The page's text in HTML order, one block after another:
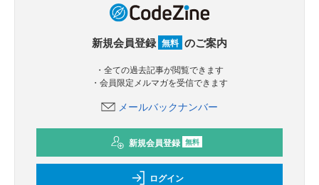
新規会員登録 無料 のご案内
・全ての過去記事が閲覧できます
・会員限定メルマガを受信できます
メールバックナンバー
新規会員登録 無料
ログイン